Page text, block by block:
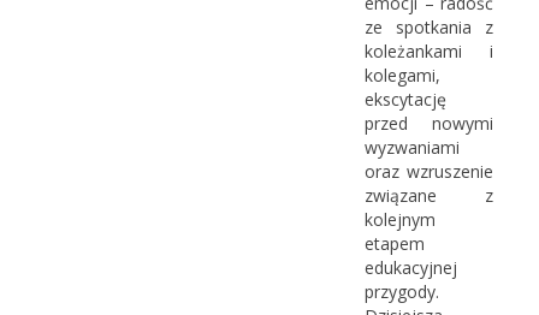
ze spotkania z
koleżankami i
kolegami,
ekscytację
przed nowymi
wyzwaniami
oraz wzruszenie
związane z
kolejnym
etapem
edukacyjnej
przygody.